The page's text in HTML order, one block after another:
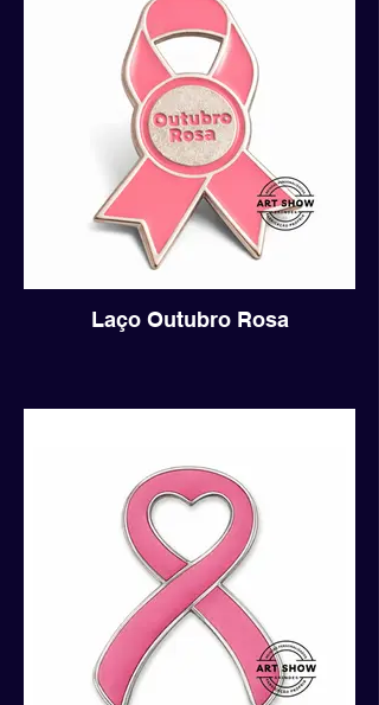
Laço Outubro Rosa